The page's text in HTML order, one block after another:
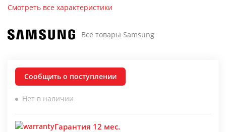
Смотреть все характеристики
Все товары Samsung
Сообщить о поступлении
Нет в наличии
Гарантия 12 мес.